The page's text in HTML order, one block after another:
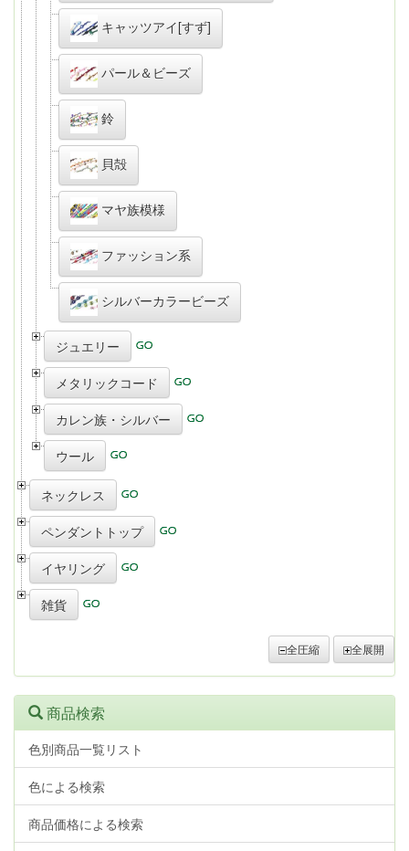
キャッツアイ[すず]
パール＆ビーズ
鈴
貝殻
マヤ族模様
ファッション系
シルバーカラービーズ
ジュエリー
メタリックコード
カレン族・シルバー
ウール
ネックレス
ペンダントトップ
イヤリング
雑貨
全圧縮 全展開
商品検索
色別商品一覧リスト
色による検索
商品価格による検索